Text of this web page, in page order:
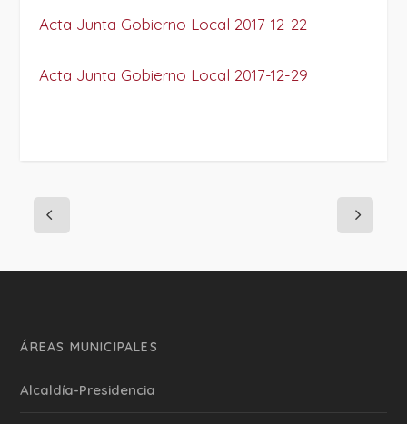
Acta Junta Gobierno Local 2017-12-22
Acta Junta Gobierno Local 2017-12-29
ÁREAS MUNICIPALES
Alcaldía-Presidencia